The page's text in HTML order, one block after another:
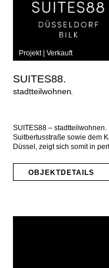
Projekt | Verkauft
SUITES88.
stadtteilwohnen
SUITES88 –
Suitbertusstraße sowie dem
Düssel, zeigt sich somit in
OBJEKTDETAILS